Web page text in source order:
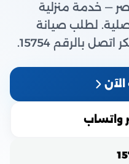
— خدمة منزلية
لطلب صيانة
بالرقم 15754.
الآن
واتساب